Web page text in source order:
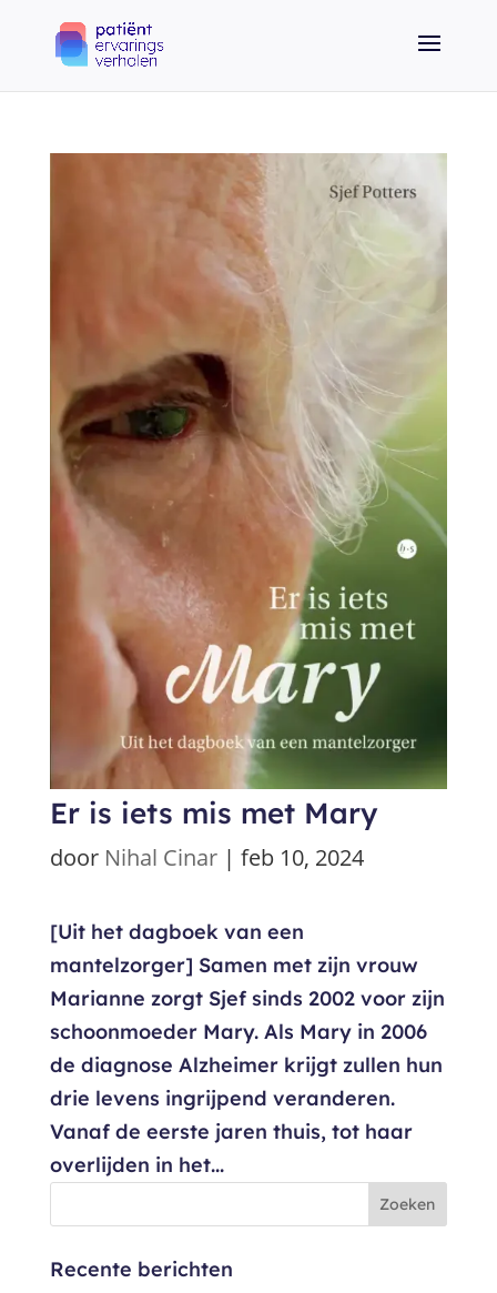
Er is iets mis met Mary
door Nihal Cinar| feb 10, 2024
[Uit het dagboek van een
mantelzorger] Samen met zijn vrouw
Marianne zorgt Sjef sinds 2002 voor zijn
schoonmoeder Mary. Als Mary in 2006
de diagnose Alzheimer krijgt zullen hun
drie levens ingrijpend veranderen.
Vanaf de eerste jaren thuis, tot haar
overlijden in het...
Recente berichten